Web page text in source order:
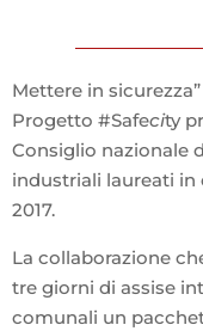
Mettere in
Progetto #Safecity
Consiglio nazionale
industriali laureati in
2017.
La collaborazione
tre giorni di assise
comunali un